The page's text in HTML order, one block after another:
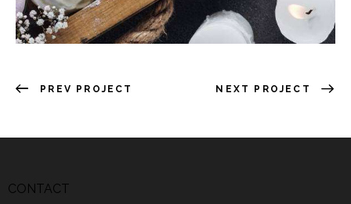
PREV PROJECT NEXT PROJECT
CONTACT